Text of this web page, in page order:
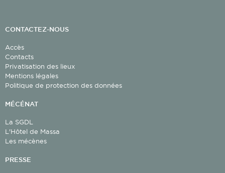
CONTACTEZ-NOUS
Accès
Contacts
Privatisation des lieux
Mentions légales
Politique de protection des données
MÉCÉNAT
La SGDL
L'Hôtel de Massa
Les mécènes
PRESSE